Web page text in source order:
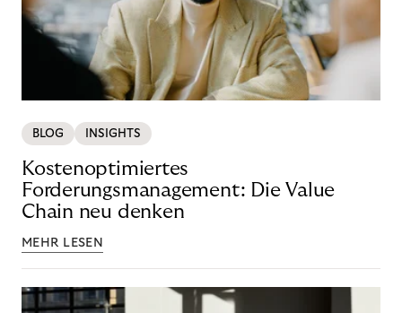
BLOG INSIGHTS
Kostenoptimiertes
Forderungsmanagement: Die Value
Chain neu denken
MEHR LESEN